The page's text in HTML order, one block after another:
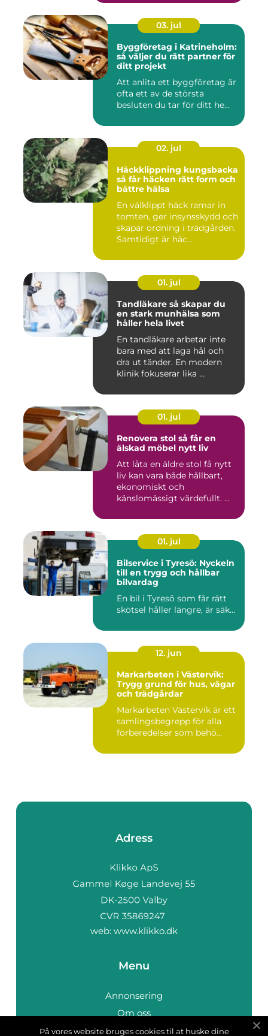
03. jul
Byggföretag i Katrineholm:
så väljer du rätt partner för
ditt projekt
Att anlita ett byggföretag är
ofta ett av de största
besluten du tar för ditt he...
02. jul
Häckklippning kungsbacka
så får häcken rätt form och
bättre hälsa
En välklippt häck ramar in
tomten, ger insynsskydd och
skapar ordning i trädgården.
Samtidigt är häc...
01. jul
Tandläkare så skapar du
en stark munhälsa som
håller hela livet
En tandläkare arbetar inte
bara med att laga hål och
dra ut tänder. En modern
klinik fokuserar lika ...
01. jul
Renovera stol så får en
älskad möbel nytt liv
Att låta en äldre stol få nytt
liv kan vara både hållbart,
ekonomiskt och
känslomässigt värdefullt. ...
01. jul
Bilservice i Tyresö: Nyckeln
till en trygg och hållbar
bilvardag
En bil i Tyresö som får rätt
skötsel håller längre, är säk...
12. jun
Markarbeten i Västervik:
Trygg grund för hus, vägar
och trädgårdar
Markarbeten Västervik är ett
samlingsbegrepp för alla
förberedelser som behö...
Adress
web: www.klikko.dk
Menu
Annonsering
Om oss
Cookies
På vores website bruges cookies til at huske dine